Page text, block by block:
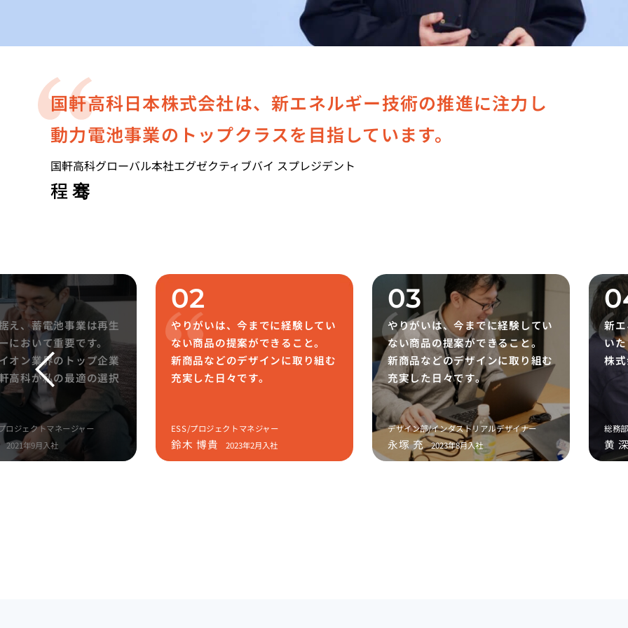
国軒高科日本株式会社は、新エネルギー技術の推進に注力し
動力電池事業のトップクラスを目指しています。
国軒高科グローバル本社エグゼクティブバイ スプレジデント
程骞
え、蓄電池事業は再生
において重要です。
オン業界のトップ企業
高科が私の最適の選択
ロジェクトマネージャー
2021年9月入社
02
やりがいは、今までに経験してい
ない商品の提案ができること。
新商品などのデザインに取り組む
充実した日々です。
ESS/プロジェクトマネジャー
鈴木 博貴 2023年2月入社
03
やりがいは、今までに経験してい
ない商品の提案ができること。
新商品などのデザインに取り組む
充実した日々です。
デザイン部/インダストリアルデザイナー
永塚 充 2023年8月入社
新
い
株
総務部
黄